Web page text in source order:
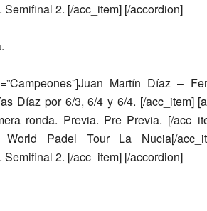
2. [/acc_item] [/accordion]
Juan Martín Díaz –
Díaz por 6/3, 6/4 y 6/4. [/acc_item]
ronda. Previa. Pre Previa. [/
World Padel Tour La Nucia[/
2. [/acc_item] [/accordion]